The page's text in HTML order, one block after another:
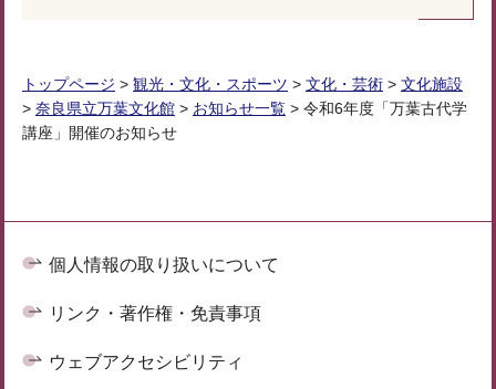
トップページ > 観光・文化・スポーツ > 文化・芸術 > 文化施設
> 奈良県立万葉文化館 > お知らせ一覧 > 令和6年度「万葉古代学
講座」開催のお知らせ
個人情報の取り扱いについて
リンク・著作権・免責事項
ウェブアクセシビリティ